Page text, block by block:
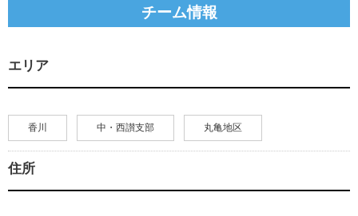
チーム情報
エリア
香川 中・西讃支部 丸亀地区
住所